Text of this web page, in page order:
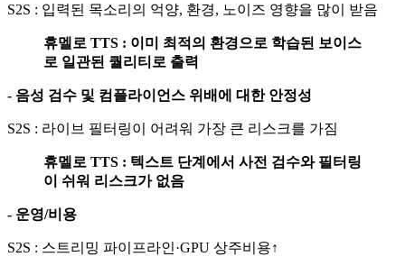
S2S : 입력된 목소리의 억양, 환경, 노이즈 영향을 많이 받음
휴멜로 TTS : 이미 최적의 환경으로 학습된 보이스
로 일관된 퀄리티로 출력
- 음성 검수 및 컴플라이언스 위배에 대한 안정성
S2S : 라이브 필터링이 어려워 가장 큰 리스크를 가짐
휴멜로 TTS : 텍스트 단계에서 사전 검수와 필터링
이 쉬워 리스크가 없음
- 운영/비용
S2S : 스트리밍 파이프라인·GPU 상주비용↑